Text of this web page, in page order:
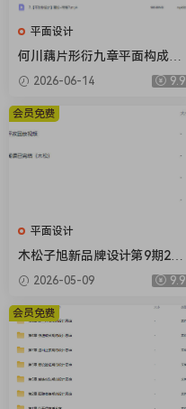
平面设计
何川藕片形衍九章平面构成设
计入门团练课2026【画质高清
2026-06-14 9.9
平面设计
木松子旭新品牌设计第9期202
5AI辅助计划【画质高清有素
2026-05-09 9.9
会员免费
会员免费